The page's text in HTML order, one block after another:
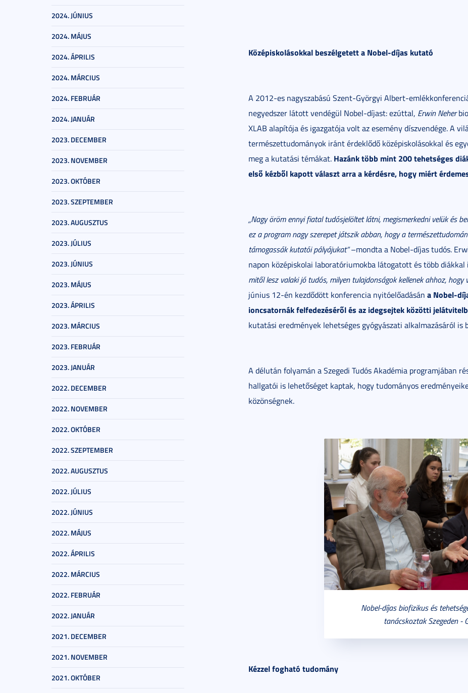
2024. JÚNIUS
2024. MÁJUS
2024. ÁPRILIS
2024. MÁRCIUS
2024. FEBRUÁR
2024. JANUÁR
2023. DECEMBER
2023. NOVEMBER
2023. OKTÓBER
2023. SZEPTEMBER
2023. AUGUSZTUS
2023. JÚLIUS
2023. JÚNIUS
2023. MÁJUS
2023. ÁPRILIS
2023. MÁRCIUS
2023. FEBRUÁR
2023. JANUÁR
2022. DECEMBER
2022. NOVEMBER
2022. OKTÓBER
2022. SZEPTEMBER
2022. AUGUSZTUS
2022. JÚLIUS
2022. JÚNIUS
2022. MÁJUS
2022. ÁPRILIS
2022. MÁRCIUS
2022. FEBRUÁR
2022. JANUÁR
2021. DECEMBER
2021. NOVEMBER
2021. OKTÓBER
Középiskolásokkal beszélgetett a Nobel-díjas kutató
A 2012-es nagyszabású Szent-Györgyi Albert-
negyedszer látott vendégül Nobel-díjast: ezúttal, Erwin Neher
XLAB alapítója és igazgatója volt az esemény díszvendége. A
természettudományok iránt érdeklődő középiskolásokkal és
meg a kutatási témákat. Hazánk több mint 200 tehetséges
első kézből kapott választ arra a kérdésre, hogy miért
„Nagy öröm ennyi fiatal tudósjelöltet látni, megismerkedni velük és
ez a program nagy szerepet játszik abban, hogy a
támogassák kutatói pályájukat”–mondta a Nobel-díjas tudós.
napon középiskolai laboratóriumokba látogatott és több diákkal
mitől lesz valaki jó tudós, milyen tulajdonságok kellenek ahhoz, hogy
június 12-én kezdődött konferencia nyitóelőadásán a Nobel-
ioncsatornák felfedezéséről és az idegsejtek közötti
kutatási eredmények lehetséges gyógyászati alkalmazásáról is
A délután folyamán a Szegedi Tudós Akadémia programjában
hallgatói is lehetőséget kaptak, hogy tudományos
közönségnek.
Nobel-díjas biofizikus és
tanácskoztak Szegeden -
Kézzel fogható tudomány